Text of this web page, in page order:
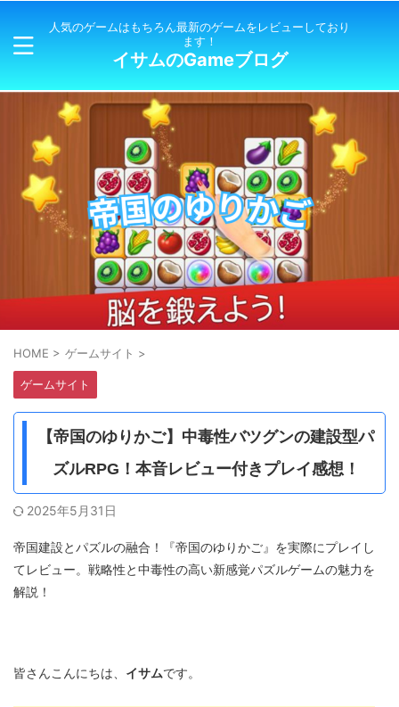
人気のゲームはもちろん最新のゲームをレビューしており
ます！
イサムのGameブログ
HOME > ゲームサイト >
ゲームサイト
【帝国のゆりかご】中毒性バツグンの建設型パ
ズルRPG！本音レビュー付きプレイ感想！
2025年5月31日
帝国建設とパズルの融合！『帝国のゆりかご』を実際にプレイし
てレビュー。戦略性と中毒性の高い新感覚パズルゲームの魅力を
解説！
皆さんこんにちは、 イサムです。